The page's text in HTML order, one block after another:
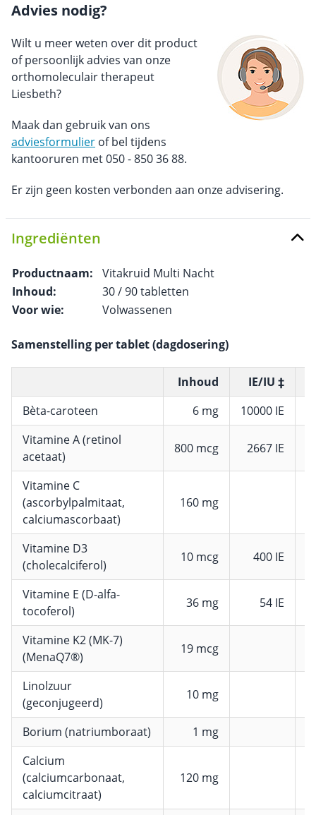
Advies nodig?
Wilt u meer weten over dit product
of persoonlijk advies van onze
orthomoleculair therapeut
Liesbeth?
Maak dan gebruik van ons
adviesformulier of bel tijdens
kantooruren met 050 - 850 36 88.
Er zijn geen kosten verbonden aan onze advisering.
Ingrediënten
Productnaam:
Vitakruid Multi Nacht
Inhoud:
30 / 90 tabletten
Voor wie:
Volwassenen
Samenstelling per tablet (dagdosering)
Inhoud IE/IU ‡
Bèta-caroteen
6 mg
10000 IE
Vitamine A (retinol
acetaat)
800 mcg 2667 IE
Vitamine C
(ascorbylpalmitaat,
calciumascorbaat)
160 mg
Vitamine D3
(cholecalciferol)
10 mcg 400 IE
Vitamine E (D-alfa-
tocoferol)
36 mg 54 IE
Vitamine K2 (MK-7)
(MenaQ7®)
19 mcg
Linolzuur
(geconjugeerd)
10 mg
Borium (natriumboraat)
1 mg
Calcium
(calciumcarbonaat,
calciumcitraat)
120 mg